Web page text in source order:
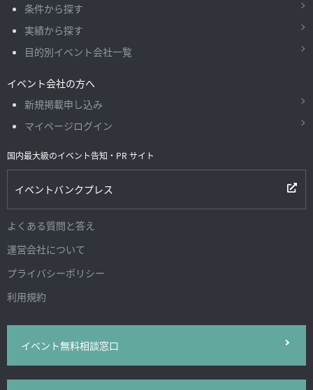
条件から探す
実績から探す
目的別イベント会社一覧
イベント会社の方へ
新規掲載申し込み
マイページログイン
国内最大級のイベント告知・PR サイト
イベントバンクプレス
よくある質問と答え
運営会社について
プライバシーポリシー
利用規約
イベント無料相談窓口